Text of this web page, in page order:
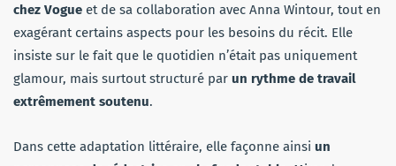
chez Vogue et de sa collaboration avec Anna Wintour, tout en
exagérant certains aspects pour les besoins du récit. Elle
insiste sur le fait que le quotidien n’était pas uniquement
glamour, mais surtout structuré par un rythme de travail
extrêmement soutenu.
Dans cette adaptation littéraire, elle façonne ainsi un